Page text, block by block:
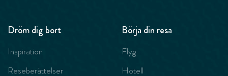
Dröm dig bort
Inspiration
Reseberättelser
Börja din resa
Flyg
Hotell